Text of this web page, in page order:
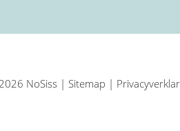
NoSiss | Sitemap |